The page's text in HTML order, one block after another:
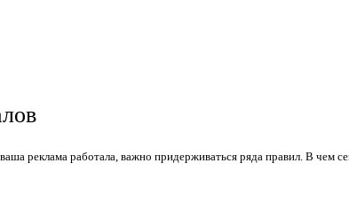
реклама работала, важно придерживаться ряда правил. В чем